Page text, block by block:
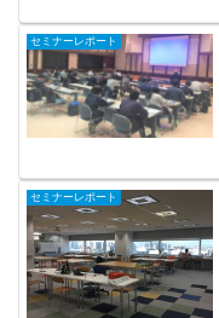
セミナーレポート
セミナーレポート